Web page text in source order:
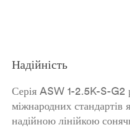
Надійність
Серія ASW 1-2.5K-S-G2
міжнародних стандартів
надійною лінійкою